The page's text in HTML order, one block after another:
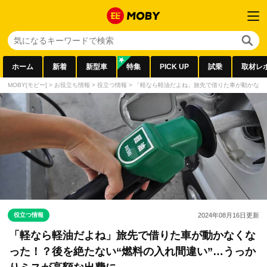
ホーム 新着 新型車 特集 PICK UP 試乗 取材レ
MOBY[モビー] > お役立ち情報 > 役立つ情報 > 「軽なら軽油だよね」旅先で借りた車が動かな
役立つ情報 2024年08月16日更新
「軽なら軽油だよね」旅先で借りた車が動かなくな
った！？後を絶たない“燃料の入れ間違い”…うっか